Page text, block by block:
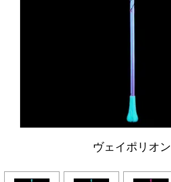
ヴェイポリオン